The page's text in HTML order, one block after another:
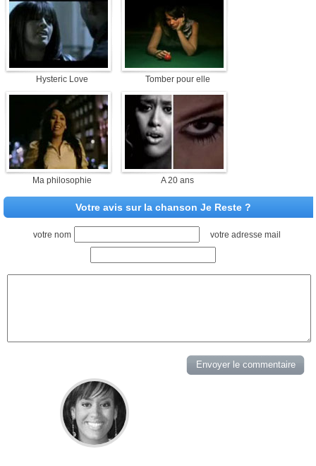
Hysteric Love Tomber pour elle
Ma philosophie A 20 ans
Votre avis sur la chanson Je Reste ?
votre nom votre adresse mail